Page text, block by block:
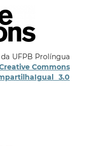
UFPB Prolíngua
Commons
3.0